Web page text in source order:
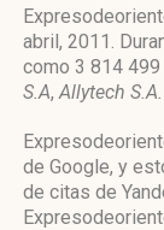
abril, 2011.
como 3 814
S.A,Allytech S.A.
de Google, y
de citas de